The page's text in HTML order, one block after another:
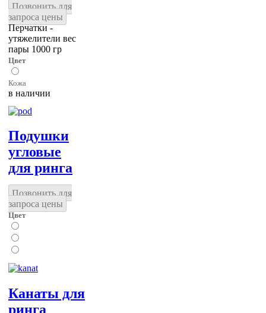
Позвонить для
запроса цены
Перчатки -
утяжелители вес
пары 1000 гр
Цвет
Кожа
в наличии
Подушки
угловые
для ринга
Позвонить для
запроса цены
Цвет
Канаты для
ринга